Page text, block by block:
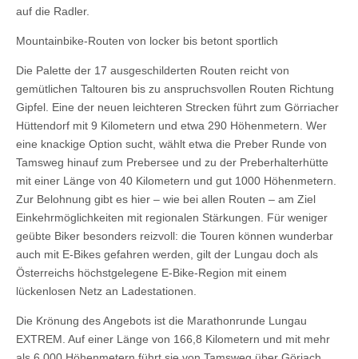
auf die Radler.
Mountainbike-Routen von locker bis betont sportlich
Die Palette der 17 ausgeschilderten Routen reicht von
gemütlichen Taltouren bis zu anspruchsvollen Routen Richtung
Gipfel. Eine der neuen leichteren Strecken führt zum Görriacher
Hüttendorf mit 9 Kilometern und etwa 290 Höhenmetern. Wer
eine knackige Option sucht, wählt etwa die Preber Runde von
Tamsweg hinauf zum Prebersee und zu der Preberhalterhütte
mit einer Länge von 40 Kilometern und gut 1000 Höhenmetern.
Zur Belohnung gibt es hier – wie bei allen Routen – am Ziel
Einkehrmöglichkeiten mit regionalen Stärkungen. Für weniger
geübte Biker besonders reizvoll: die Touren können wunderbar
auch mit E-Bikes gefahren werden, gilt der Lungau doch als
Österreichs höchstgelegene E-Bike-Region mit einem
lückenlosen Netz an Ladestationen.
Die Krönung des Angebots ist die Marathonrunde Lungau
EXTREM. Auf einer Länge von 166,8 Kilometern und mit mehr